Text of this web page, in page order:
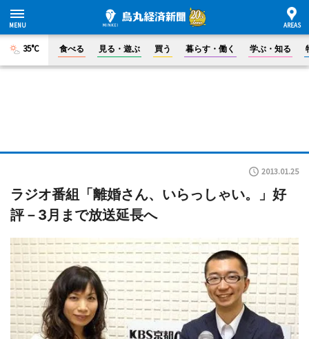
35°C 食べる 見る・遊ぶ 買う 暮らす・働く 学ぶ・知る
2013.01.25
ラジオ番組「離婚さん、いらっしゃい。」好
評－3月まで放送延長へ